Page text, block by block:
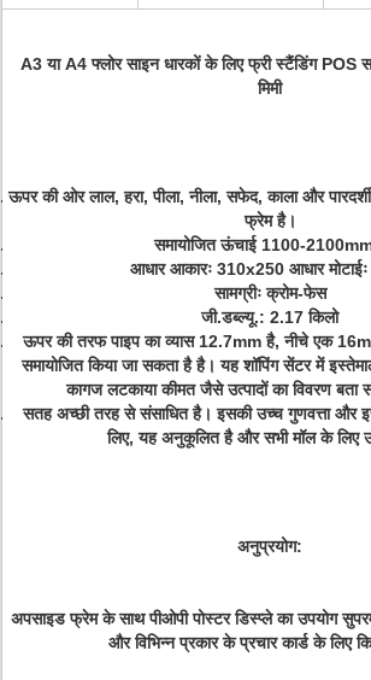
A3 या A4 फ्लोर साइन धारकों के लिए फ्री स्टैंडिंग POS
मिमी
ऊपर की ओर लाल, हरा, पीला, नीला, सफेद, काला और
फ्रेम है।
समायोजित ऊंचाई 1100-
आधार आकारः 310x250 आधार मोटाईः
सामग्रीः क्रोम-फेस
जी.डब्ल्यू.: 2.17 किलो
ऊपर की तरफ पाइप का व्यास 12.7mm है, नीचे एक
समायोजित किया जा सकता है है। यह शॉपिंग सेंटर में
कागज लटकाया कीमत जैसे उत्पादों का विवरण
सतह अच्छी तरह से संसाधित है। इसकी उच्च गुणवत्ता और
लिए, यह अनुकूलित है और सभी मॉल के लिए
अनुप्रयोग:
अपसाइड फ्रेम के साथ पीओपी पोस्टर डिस्प्ले का उपयोग
और विभिन्न प्रकार के प्रचार कार्ड के लिए